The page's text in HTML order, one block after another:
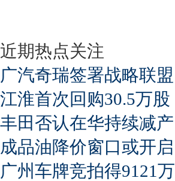
近期热点关注
广汽奇瑞签署战略联盟
江淮首次回购30.5万股
丰田否认在华持续减产
成品油降价窗口或开启
广州车牌竞拍得9121万